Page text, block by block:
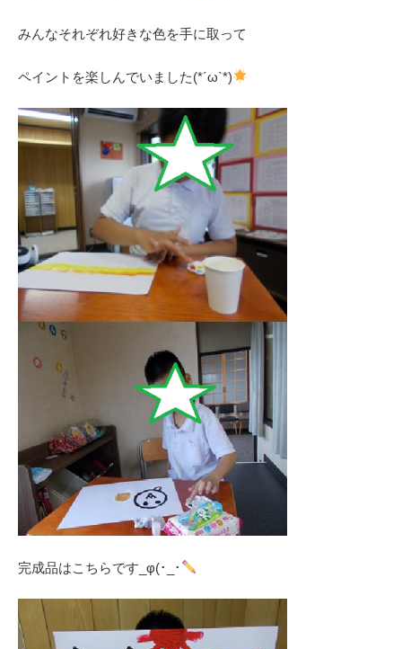
みんなそれぞれ好きな色を手に取って
ペイントを楽しんでいました(*´ω`*)
完成品はこちらです_φ(･_･